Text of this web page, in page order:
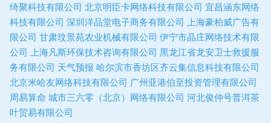
绮聚科技有限公司 北京明臣卡网络科技有限公司 宜昌涵东网络
科技有限公司 深圳洋品堂电子商务有限公司 上海豪柏威广告有
限公司 甘肃玟景苑农业机械有限公司 伊宁市晶庄网络技术有限
公司 上海凡斯环保技术咨询有限公司 黑龙江省龙安卫士救援服
务有限公司 天气预报 哈尔滨市香坊区齐云集信息科技有限公司
北京米哈友网络科技有限公司 广州亚港伯至投资管理有限公司
周易算命 城市三六零（北京）网络有限公司 河北俊仲号普洱茶
叶贸易有限公司